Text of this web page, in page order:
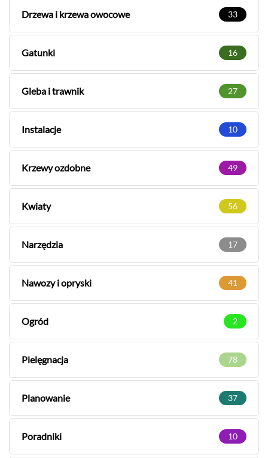
Drzewa i krzewa owocowe 33
Gatunki 16
Gleba i trawnik 27
Instalacje 10
Krzewy ozdobne 49
Kwiaty 56
Narzędzia 17
Nawozy i opryski 41
Ogród 2
Pielęgnacja 78
Planowanie 37
Poradniki 10